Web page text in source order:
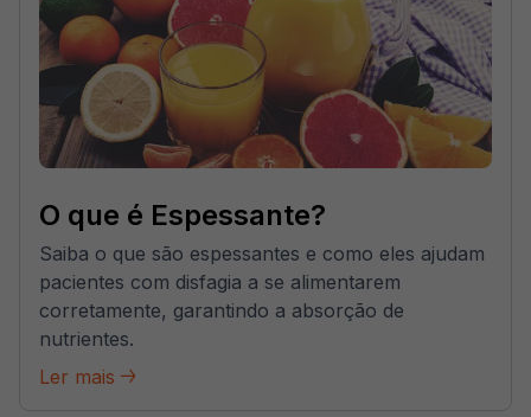
O que é Espessante?
Saiba o que são espessantes e como eles ajudam
pacientes com disfagia a se alimentarem
corretamente, garantindo a absorção de
nutrientes.
Ler mais